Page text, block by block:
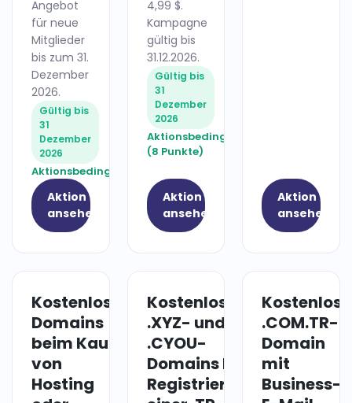
Angebot
für neue
Mitglieder
bis zum 31.
Dezember
2026.
Gültig bis
31
Dezember
2026
Aktionsbedingungen
Aktion
ansehen
4,99 $.
Kampagne
gültig bis
31.12.2026.
Gültig bis
31
Dezember
2026
Aktionsbedingungen
(8 Punkte)
Aktion
ansehen
Aktion
ansehen
Kostenlose
Domains
beim Kauf
von
Hosting
HOSTING
Kostenlose
.XYZ- und
.CYOU-
Domains bei
Registrierung
DOMAIN
Kostenlose
.COM.TR-
Domain
mit
Business-